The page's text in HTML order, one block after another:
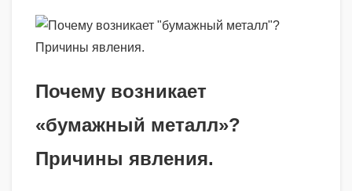
Почему возникает
«бумажный металл»?
Причины явления.